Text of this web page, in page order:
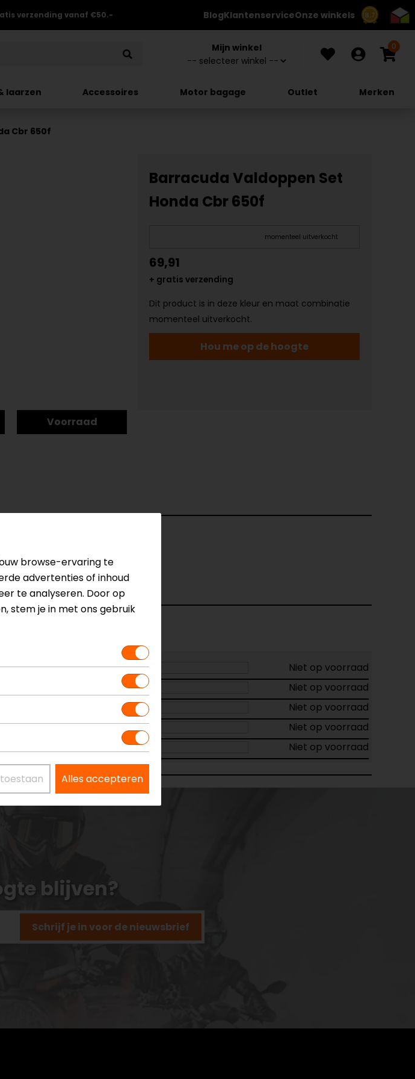
8.7
verzending vanaf €50.- BlogKlantenserviceOnze winkels
Mijn winkel 0
laarzen Accessoires Motor bagage Outlet Merken
Cbr 650f
Barracuda Valdoppen Set
Honda Cbr 650f
momenteel uitverkocht
69,91
+ gratis verzending
Dit product is in deze kleur en maat combinatie
momenteel uitverkocht.
Hou me op de hoogte
Voorraad
Model
Kleur N.v.t.
Niet op voorraad
Niet op voorraad
Niet op voorraad
Niet op voorraad
Niet op voorraad
blijven?
Schrijf je in voor de nieuwsbrief
browse-ervaring te
advertenties of inhoud
te analyseren. Door op
stem je in met ons gebruik
Alles accepteren